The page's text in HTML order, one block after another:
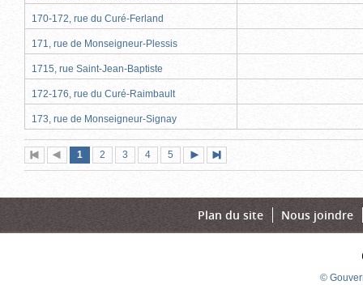
170-172, rue du Curé-Ferland
171, rue de Monseigneur-Plessis
1715, rue Saint-Jean-Baptiste
172-176, rue du Curé-Raimbault
173, rue de Monseigneur-Signay
Première
page
Page
précédente
Page
1 (page
actuelle)
Page
2 Page
3 Page
4 Page
5
suivante
page
Plan du site Nous joindre
©